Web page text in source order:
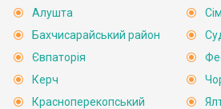
Алушта
Бахчисарайський район
Євпаторія
Керч
Красноперекопський